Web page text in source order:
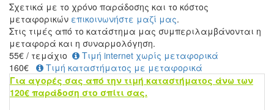
Σχετικά με το χρόνο παράδοσης και το κόστος
μεταφορικών επικοινωνήστε μαζί μας.
Στις τιμές από το κατάστημα μας συμπεριλαμβάνονται η
μεταφορά και η συναρμολόγηση.
55€ / τεμάχιο
Τιμή internet χωρίς μεταφορικά
160€
Τιμή καταστήματος με μεταφορικά
Για αγορές σας από την τιμή καταστήματος άνω των
120€ παράδοση στο σπίτι σας.